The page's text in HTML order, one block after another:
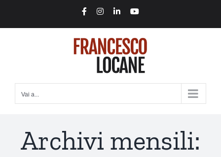
FacebookInstagram
LinkedInYouTube
Vai a...
Archivi mensili: